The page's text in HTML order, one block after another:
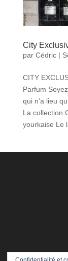
City
par Cédric|
CITY
Parfum
qui n’a lieu
La collection
yourkaise Le